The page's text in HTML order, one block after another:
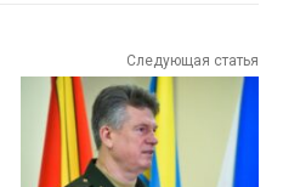
Следующая статья